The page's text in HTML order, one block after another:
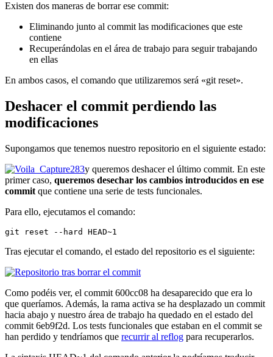
Existen dos maneras de borrar ese commit:
Eliminando junto al commit las modificaciones que este
contiene
Recuperándolas en el área de trabajo para seguir trabajando
en ellas
En ambos casos, el comando que utilizaremos será «git reset».
Deshacer el commit perdiendo las
modificaciones
Supongamos que tenemos nuestro repositorio en el siguiente estado:
y queremos deshacer el último commit. En este
primer caso, queremos desechar los cambios introducidos en ese
commit que contiene una serie de tests funcionales.
Para ello, ejecutamos el comando:
git reset --hard HEAD~1
Tras ejecutar el comando, el estado del repositorio es el siguiente:
Como podéis ver, el commit 600cc08 ha desaparecido que era lo
que queríamos. Además, la rama activa se ha desplazado un commit
hacia abajo y nuestro área de trabajo ha quedado en el estado del
commit 6eb9f2d. Los tests funcionales que estaban en el commit se
han perdido y tendríamos que recurrir al reflog para recuperarlos.